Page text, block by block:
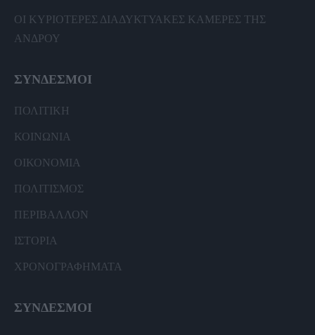
ΟΙ ΚΥΡΙΟΤΕΡΕΣ ΔΙΑΔΥΚΤΥΑΚΕΣ ΚΑΜΕΡΕΣ ΤΗΣ
ΑΝΔΡΟΥ
ΣΥΝΔΕΣΜΟΙ
ΠΟΛΙΤΙΚΗ
ΚΟΙΝΩΝΙΑ
ΟΙΚΟΝΟΜΙΑ
ΠΟΛΙΤΙΣΜΟΣ
ΠΕΡΙΒΑΛΛΟΝ
ΙΣΤΟΡΙΑ
ΧΡΟΝΟΓΡΑΦΗΜΑΤΑ
ΣΥΝΔΕΣΜΟΙ